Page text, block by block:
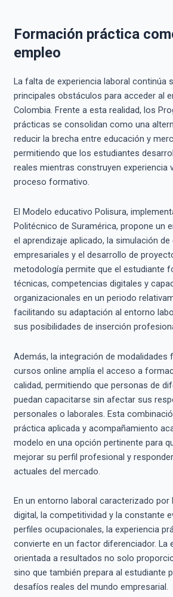
Formación práctica
empleo
La falta de experiencia laboral continúa
principales obstáculos para acceder al
Colombia. Frente a esta realidad, los
prácticas se consolidan como una
reducir la brecha entre educación y
permitiendo que los estudiantes
reales mientras construyen experiencia
proceso formativo.
El Modelo educativo Polisura,
Politécnico de Suramérica, propone un
el aprendizaje aplicado, la simulación
empresariales y el desarrollo de
metodología permite que el estudiante
técnicas, competencias digitales y
organizacionales en un periodo
facilitando su adaptación al entorno
sus posibilidades de inserción
Además, la integración de modalidades
cursos online amplía el acceso a
calidad, permitiendo que personas de
puedan capacitarse sin afectar sus
personales o laborales. Esta
práctica aplicada y acompañamiento
modelo en una opción pertinente para
mejorar su perfil profesional y
actuales del mercado.
En un entorno laboral caracterizado
digital, la competitividad y la constante
perfiles ocupacionales, la experiencia
convierte en un factor diferenciador. La
orientada a resultados no solo
sino que también prepara al estudiante
desafíos reales del mundo empresarial.